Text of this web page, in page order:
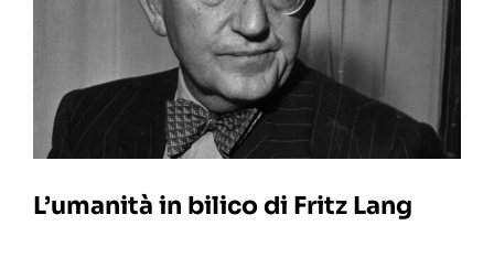
L’umanità in bilico di Fritz Lang